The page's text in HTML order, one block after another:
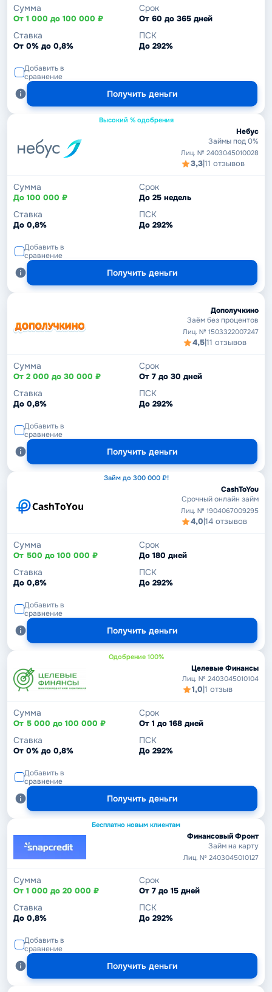
Сумма
От 1 000 до 100 000 ₽
Срок
От 60 до 365 дней
Ставка
От 0% до 0,8%
ПСК
До 292%
Добавить в
сравнение
Получить деньги
Высокий % одобрения
Небус
Займы под 0%
Лиц. № 2403045010028
3,3|11 отзывов
Сумма
До 100 000 ₽
Срок
До 25 недель
Ставка
До 0,8%
ПСК
До 292%
Добавить в
сравнение
Получить деньги
Дополучкино
Заём без процентов
Лиц. № 1503322007247
4,5|11 отзывов
Сумма
От 2 000 до 30 000 ₽
Срок
От 7 до 30 дней
Ставка
До 0,8%
ПСК
До 292%
Добавить в
сравнение
Получить деньги
Займ до 300 000 ₽!
CashToYou
Срочный онлайн займ
Лиц. № 1904067009295
4,0|14 отзывов
Сумма
От 500 до 100 000 ₽
Срок
До 180 дней
Ставка
До 0,8%
ПСК
До 292%
Добавить в
сравнение
Получить деньги
Одобрение 100%
Целевые Финансы
Лиц. № 2403045010104
1,0|1 отзыв
Сумма
От 5 000 до 100 000 ₽
Срок
От 1 до 168 дней
Ставка
От 0% до 0,8%
ПСК
До 292%
Добавить в
сравнение
Получить деньги
Бесплатно новым клиентам
Финансовый Фронт
Займ на карту
Лиц. № 2403045010127
Сумма
От 1 000 до 20 000 ₽
Срок
От 7 до 15 дней
Ставка
До 0,8%
ПСК
До 292%
Добавить в
сравнение
Получить деньги